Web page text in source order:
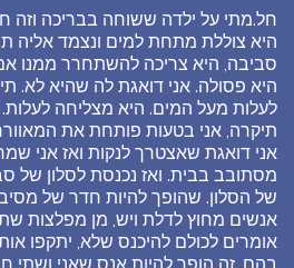
חל.מתי על ילדה ששוחה בבריכה
היא צוללת מתחת למים ונצמד אליה
סביבה, היא צריכה להשתחרר ממנו
היא פסולה. אני דואגת לה שהיא לא.
לעלות מעל המים. היא מצליחה
תיקרה, אני בטעות פותחת את
אני דואגת שאצטרך לנקות ואז אני
מסתובב בבית. ואז נכנסת לסלון של
של הסלון. שהופך להיות חדר של
אנשים מחוץ לדלת ויש, מן מפלצות
אומרים לכולם להיכנס שלא, יתקפו